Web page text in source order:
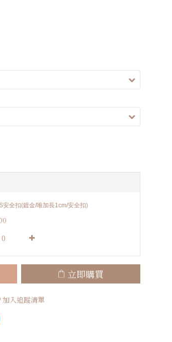
安全扣(鍍金/唯加長1cm/安全扣)
立即購買
加入追蹤清單